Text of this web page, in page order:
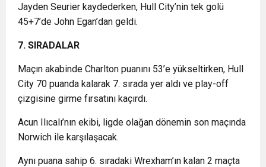
Jayden Seurier kaydederken, Hull City’nin tek golü
45+7’de John Egan’dan geldi.
7. SIRADALAR
Maçın akabinde Charlton puanını 53’e yükseltirken, Hull
City 70 puanda kalarak 7. sırada yer aldı ve play-off
çizgisine girme fırsatını kaçırdı.
Acun Ilıcalı’nın ekibi, ligde olağan dönemin son maçında
Norwich ile karşılaşacak.
Aynı puana sahip 6. sıradaki Wrexham’ın kalan 2 maçta